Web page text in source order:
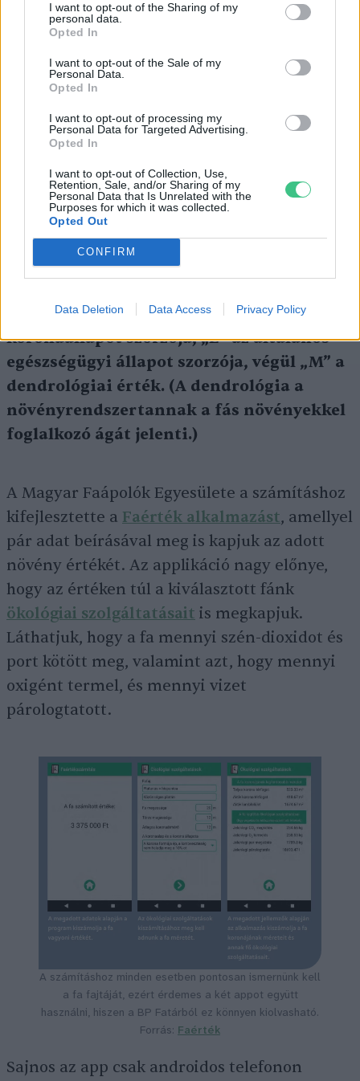
I want to opt-out of the Sharing of my
personal data.
Opted In
I want to opt-out of the Sale of my
Personal Data.
Opted In
I want to opt-out of processing my
Personal Data for Targeted Advertising.
Opted In
I want to opt-out of Collection, Use,
Retention, Sale, and/or Sharing of my
Personal Data that Is Unrelated with the
Purposes for which it was collected.
Opted Out
CONFIRM
Data Deletion Data Access Privacy Policy
szintén így adja meg a növények értékét, ami
jogi kérdésekben rendkívül fontos. Az MFE
hogy egy adott fát hány darab faiskolai
csemetével lehetséges pótolni.
határozza meg a fa értékeit:
A faértékszámítás képlete:Faérték =
A×B×C×D×E×M, ahol „A” a faiskolai alapár,
belüli elhelyezkedésének az értéke, „D” a
koronaállapot szorzója, „E” az általános
egészségügyi állapot szorzója, végül „M” a
dendrológiai érték. (A dendrológia a
növényrendszertannak a fás növényekkel
foglalkozó ágát jelenti.)
A Magyar Faápolók Egyesülete a számításhoz
kifejlesztette a Faérték alkalmazást, amellyel
pár adat beírásával meg is kapjuk az adott
növény értékét. Az applikáció nagy előnye,
hogy az értéken túl a kiválasztott fánk
ökológiai szolgáltatásait is megkapjuk.
Láthatjuk, hogy a fa mennyi szén-dioxidot és
port kötött meg, valamint azt, hogy mennyi
oxigént termel, és mennyi vizet
párologtatott.
A számításhoz minden esetben pontosan ismernünk kell
a fa fajtáját, ezért érdemes a két appot együtt
használni, hiszen a BP Fatárból ez könnyen kiolvasható.
Forrás: Faérték
Sajnos az app csak androidos telefonon